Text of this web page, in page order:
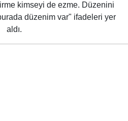
kimseyi de ezme. Düzenini
düzenim var" ifadeleri yer
aldı.